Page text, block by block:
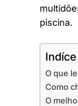
piscina.
Indíce
O que
Como
O